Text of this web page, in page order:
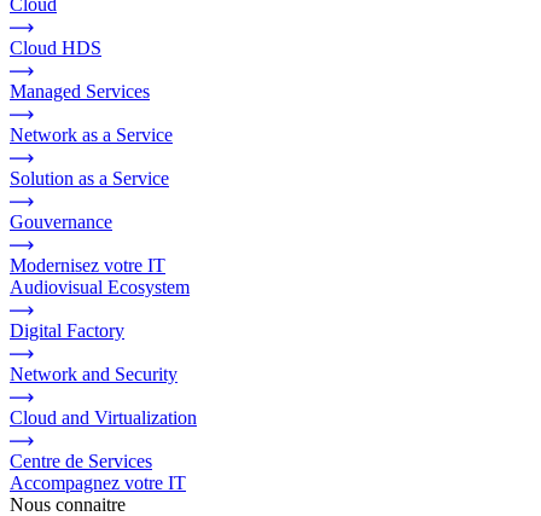
Cloud
Cloud HDS
Managed Services
Network as a Service
Solution as a Service
Gouvernance
Modernisez votre IT
Audiovisual Ecosystem
Digital Factory
Network and Security
Cloud and Virtualization
Centre de Services
Accompagnez votre IT
Nous connaitre